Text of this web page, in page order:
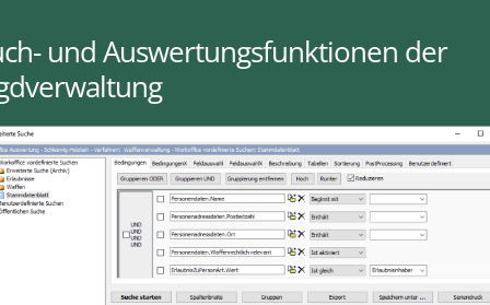
und Auswertungsfunktionen der